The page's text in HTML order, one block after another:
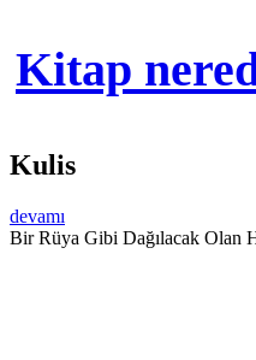
Kitap
Kulis
devamı
Bir Rüya Gibi Dağılacak Olan